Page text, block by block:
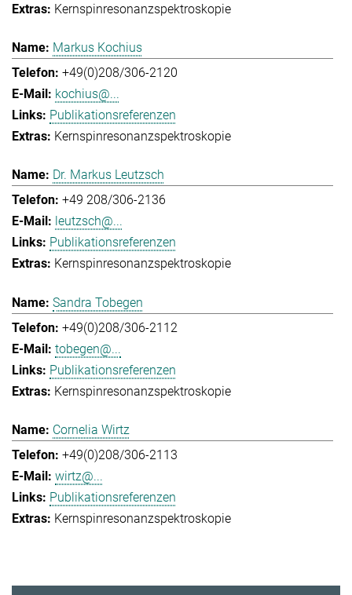
Kernspinresonanzspektroskopie
Markus Kochius
+49(0)208/306-2120
kochius@...
Publikationsreferenzen
Kernspinresonanzspektroskopie
Dr. Markus Leutzsch
+49 208/306-2136
leutzsch@...
Publikationsreferenzen
Kernspinresonanzspektroskopie
Sandra Tobegen
+49(0)208/306-2112
tobegen@...
Publikationsreferenzen
Kernspinresonanzspektroskopie
Cornelia Wirtz
+49(0)208/306-2113
wirtz@...
Publikationsreferenzen
Kernspinresonanzspektroskopie